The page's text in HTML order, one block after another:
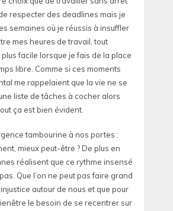
respecter des deadlines mais je
semaines où je réussis à insuffler
mes heures de travail, tout
facile lorsque je fais de la place
libre. Comme si ces moments
me rappelaient que la vie ne se
liste de tâches à cocher alors
ça est bien évident.
tambourine à nos portes :
mieux peut-être ? De plus en
réalisent que ce rythme insensé
Que l’on ne peut pas faire grand
autour de nous et que pour
le besoin de se recentrer sur